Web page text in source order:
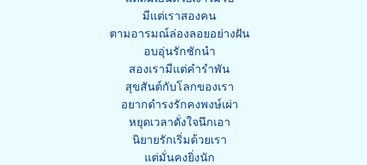
มีแต่เราสองคน
ตามอารมณ์ล่องลอยอย่างฝัน
อบอุ่นรักชักนำ
สองเรามีแต่คำรำพัน
สุขสันต์กับโลกของเรา
อยากดำรงรักคงพงษ์เผ่า
หยุดเวลาดั่งใจนึกเอา
นิยายรักเริ่มด้วยเรา
แต่มั่นคงยิ่งนัก